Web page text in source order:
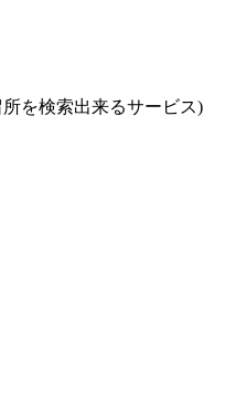
を検索出来るサービス)